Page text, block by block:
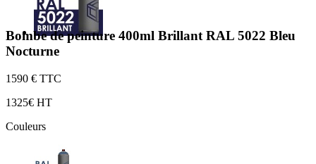
Bombe de peinture 400ml Brillant RAL 5022 Bleu
Nocturne
1590 € TTC
1325€ HT
Couleurs